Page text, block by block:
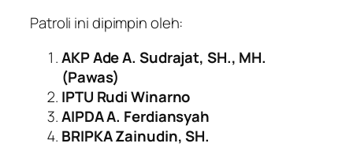
Patroli ini dipimpin oleh:
AKP Ade A. Sudrajat, SH., MH.
(Pawas)
IPTU Rudi Winarno
AIPDA A. Ferdiansyah
BRIPKA Zainudin, SH.